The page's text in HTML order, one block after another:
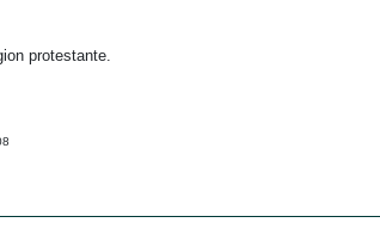
protestante.